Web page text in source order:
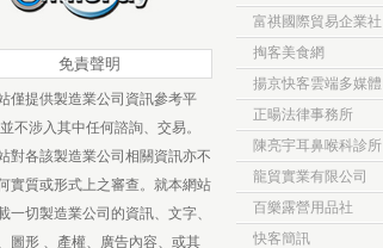
免責聲明
僅提供製造業公司資訊參考平
不涉入其中任何諮詢、交易。
對各該製造業公司相關資訊亦不
實質或形式上之審查。就本網站
一切製造業公司的資訊、文字、
圖形 、產權、廣告內容、或其
富祺國際貿易企業社
掏客美食網
揚京快客雲端多媒體
正暘法律事務所
陳亮宇耳鼻喉科診所
龍貿實業有限公司
百樂露營用品社
快客簡訊